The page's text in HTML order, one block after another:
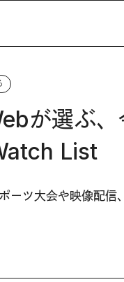
が選ぶ
List
ーツ大会や映像配信